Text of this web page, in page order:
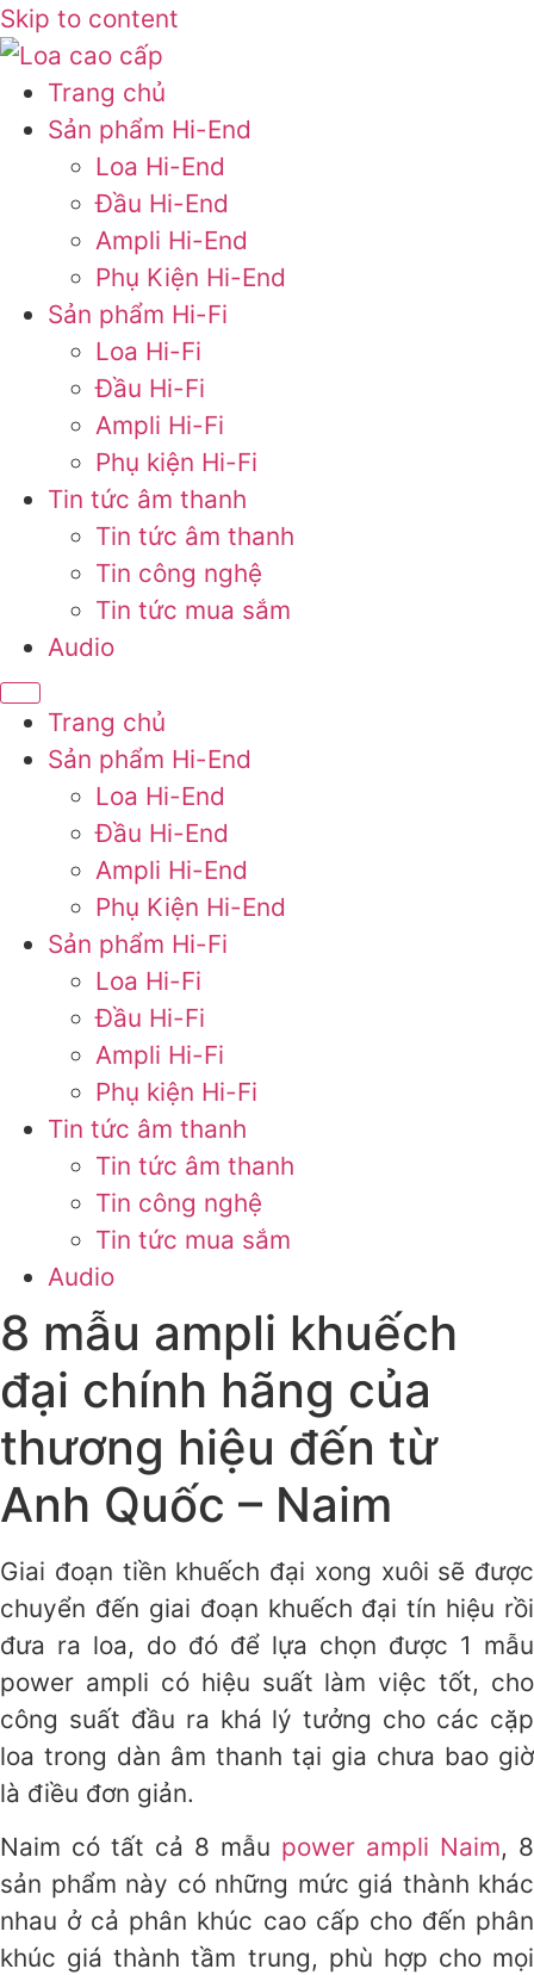
Skip to content
Trang chủ
Sản phẩm Hi-End
Loa Hi-End
Đầu Hi-End
Ampli Hi-End
Phụ Kiện Hi-End
Sản phẩm Hi-Fi
Loa Hi-Fi
Đầu Hi-Fi
Ampli Hi-Fi
Phụ kiện Hi-Fi
Tin tức âm thanh
Tin tức âm thanh
Tin công nghệ
Tin tức mua sắm
Audio
Trang chủ
Sản phẩm Hi-End
Loa Hi-End
Đầu Hi-End
Ampli Hi-End
Phụ Kiện Hi-End
Sản phẩm Hi-Fi
Loa Hi-Fi
Đầu Hi-Fi
Ampli Hi-Fi
Phụ kiện Hi-Fi
Tin tức âm thanh
Tin tức âm thanh
Tin công nghệ
Tin tức mua sắm
Audio
8 mẫu ampli khuếch
đại chính hãng của
thương hiệu đến từ
Anh Quốc – Naim
Giai đoạn tiền khuếch đại xong xuôi sẽ được
chuyển đến giai đoạn khuếch đại tín hiệu rồi
đưa ra loa, do đó để lựa chọn được 1 mẫu
power ampli có hiệu suất làm việc tốt, cho
công suất đầu ra khá lý tưởng cho các cặp
loa trong dàn âm thanh tại gia chưa bao giờ
là điều đơn giản.
Naim có tất cả 8 mẫu power ampli Naim, 8
sản phẩm này có những mức giá thành khác
nhau ở cả phân khúc cao cấp cho đến phân
khúc giá thành tầm trung, phù hợp cho mọi